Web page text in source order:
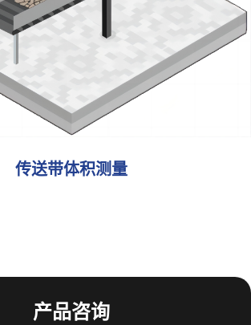
测量卡车车斗的长、宽、高及货物体积。
与载货状态下的点云数据，快速计算货
详细的测量报告，广泛应用于物流、矿
了解更多
传送带体积测量
传送带体积测量
产品咨询